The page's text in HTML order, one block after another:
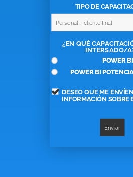
TIPO DE
¿EN QUÉ
INTERSADO/
POWER BI
POWER BI
DESEO QUE ME ENVÍEN
INFORMACIÓN SOBRE